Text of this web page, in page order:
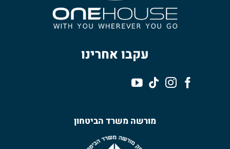
עקבו אחרינו
מורשה משרד הביטחון